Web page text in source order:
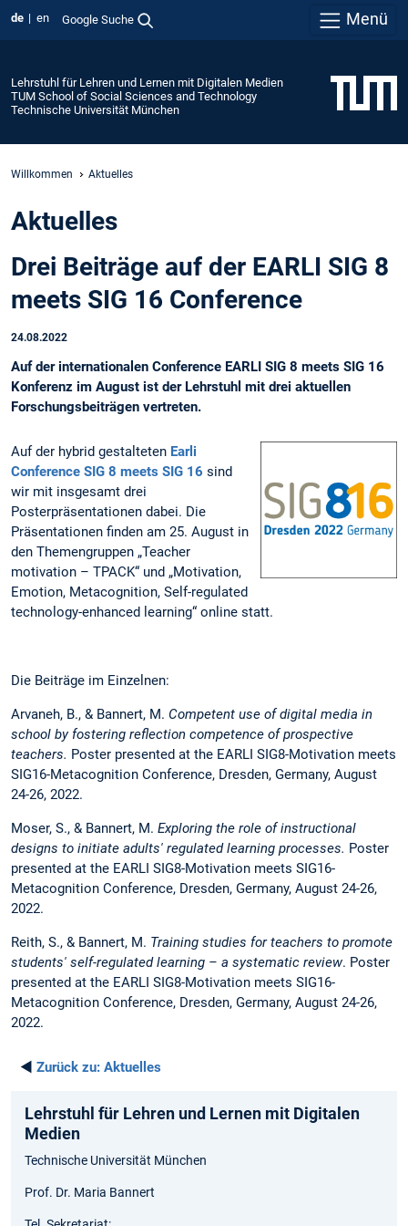
de en Google Suche Menü
Lehrstuhl für Lehren und Lernen mit Digitalen Medien
TUM School of Social Sciences and Technology
Technische Universität München
Willkommen Aktuelles
Aktuelles
Drei Beiträge auf der EARLI SIG 8
meets SIG 16 Conference
24.08.2022
Auf der internationalen Conference EARLI SIG 8 meets SIG 16
Konferenz im August ist der Lehrstuhl mit drei aktuellen
Forschungsbeiträgen vertreten.
Auf der hybrid gestalteten Earli
Conference SIG 8 meets SIG 16 sind
wir mit insgesamt drei
Posterpräsentationen dabei. Die
Präsentationen finden am 25. August in
den Themengruppen „Teacher
motivation – TPACK“ und „Motivation,
Emotion, Metacognition, Self-regulated
technology-enhanced learning“ online statt.
Die Beiträge im Einzelnen:
Arvaneh, B., & Bannert, M. Competent use of digital media in
school by fostering reflection competence of prospective
teachers. Poster presented at the EARLI SIG8-Motivation meets
SIG16-Metacognition Conference, Dresden, Germany, August
24-26, 2022.
Moser, S., & Bannert, M. Exploring the role of instructional
designs to initiate adults' regulated learning processes. Poster
presented at the EARLI SIG8-Motivation meets SIG16-
Metacognition Conference, Dresden, Germany, August 24-26,
2022.
Reith, S., & Bannert, M. Training studies for teachers to promote
students' self-regulated learning – a systematic review. Poster
presented at the EARLI SIG8-Motivation meets SIG16-
Metacognition Conference, Dresden, Germany, August 24-26,
2022.
◄ Zurück zu: Aktuelles
Lehrstuhl für Lehren und Lernen mit Digitalen
Medien
Technische Universität München
Prof. Dr. Maria Bannert